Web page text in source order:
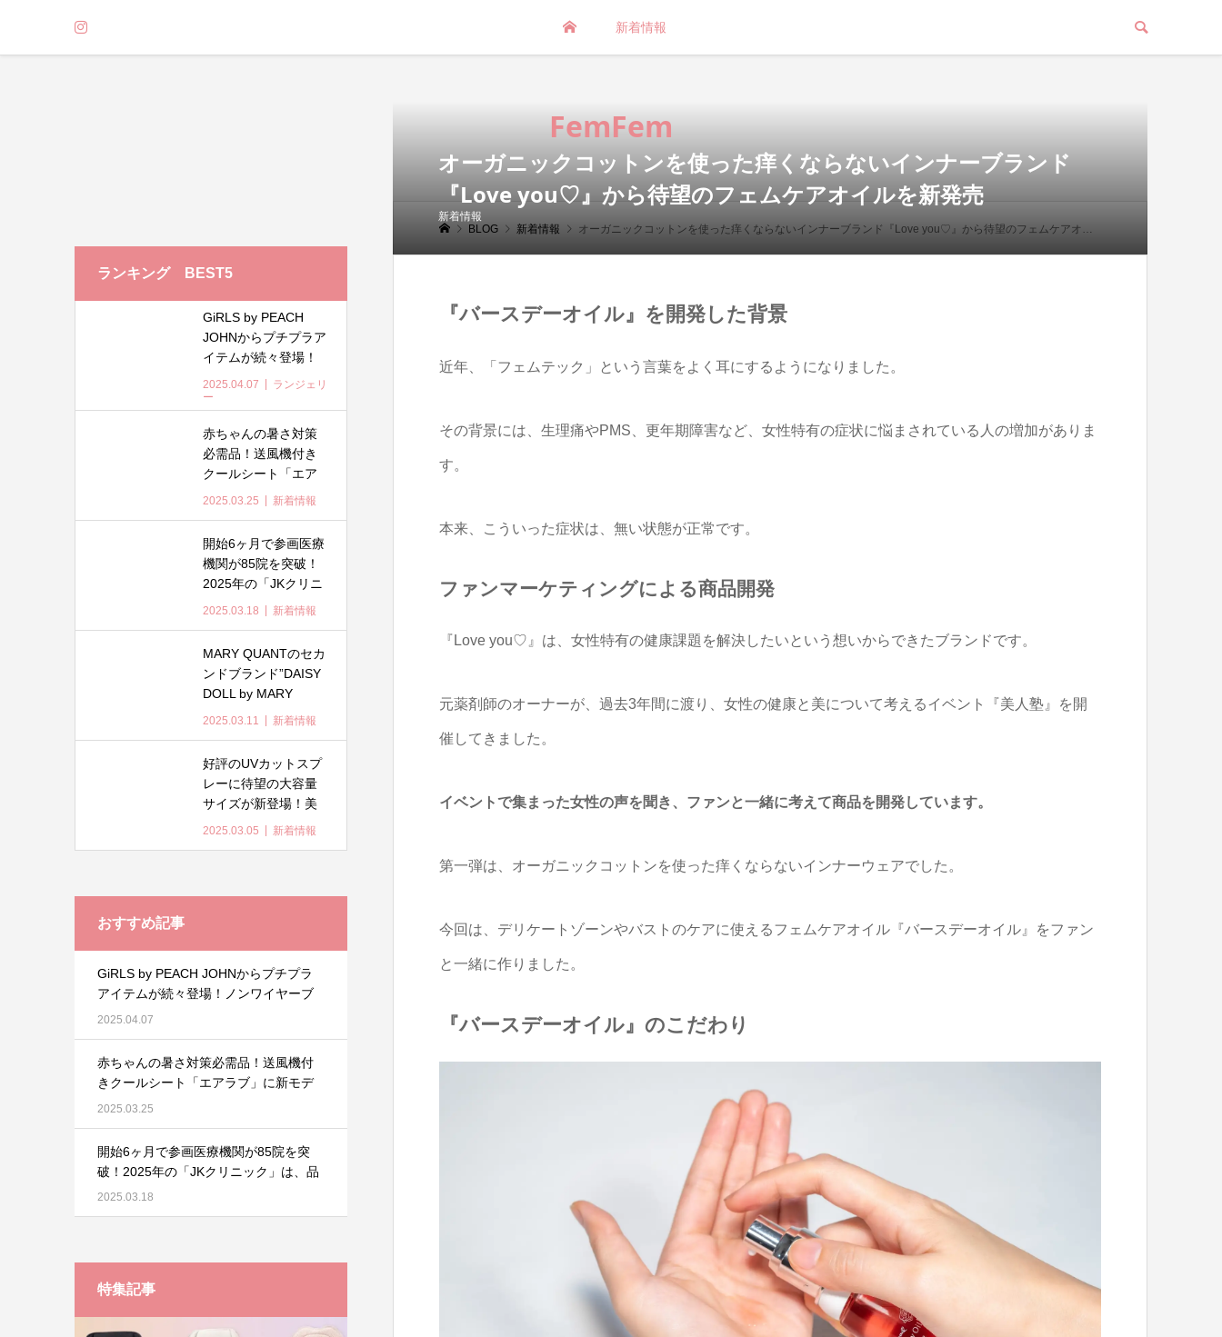
新着情報
FemFem
BLOG 新着情報 オーガニックコットンを使った痒くならないインナーブランド『Love you♡』から待望のフェムケアオイルを新発売
オーガニックコットンを使った痒くならないインナーブランド
『Love you♡』から待望のフェムケアオイルを新発売
新着情報
『バースデーオイル』を開発した背景
近年、「フェムテック」という言葉をよく耳にするようになりました。
その背景には、生理痛やPMS、更年期障害など、女性特有の症状に悩まされている人の増加がありま
す。
本来、こういった症状は、無い状態が正常です。
ファンマーケティングによる商品開発
『Love you♡』は、女性特有の健康課題を解決したいという想いからできたブランドです。
元薬剤師のオーナーが、過去3年間に渡り、女性の健康と美について考えるイベント『美人塾』を開
催してきました。
イベントで集まった女性の声を聞き、ファンと一緒に考えて商品を開発しています。
第一弾は、オーガニックコットンを使った痒くならないインナーウェアでした。
今回は、デリケートゾーンやバストのケアに使えるフェムケアオイル『バースデーオイル』をファン
と一緒に作りました。
『バースデーオイル』のこだわり
ランキング BEST5
GiRLS by PEACH
JOHNからプチプラア
イテムが続々登場！
ノンワイヤーブラや
盛りブラなど豊富な
2025.04.07
ランジェリ
ー
赤ちゃんの暑さ対策
必需品！送風機付き
クールシート「エア
ラブ」に新モデル
2025.03.25 新着情報
開始6ヶ月で参画医療
機関が85院を突破！
2025年の「JKクリニ
ック」は、品川女子
配布を開始いたしま
す！
2025.03.18 新着情報
MARY QUANTのセカ
ンドブランド”DAISY
DOLL by MARY
QUANT”から「カバー
想のクッションファ
ンデーションが登
場！
2025.03.11 新着情報
好評のUVカットスプ
レーに待望の大容量
サイズが新登場！美
容誌で高評価を獲得
2025.03.05 新着情報
おすすめ記事
GiRLS by PEACH JOHNからプチプラ
アイテムが続々登場！ノンワイヤーブ
ラや盛りブラなど豊富なラインナッ
2025.04.07
赤ちゃんの暑さ対策必需品！送風機付
きクールシート「エアラブ」に新モデ
ル「airluv.4+（エアラブ4プラス）」が
2025.03.25
開始6ヶ月で参画医療機関が85院を突
破！2025年の「JKクリニック」は、品
川女子学院を皮切りに学校での受診支
2025.03.18
特集記事